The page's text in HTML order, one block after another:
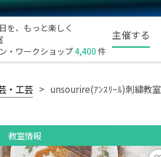
を、もっと楽しく
・ワークショップ4,400 件
主催する
・工芸 unsourire(ｱﾝｽﾘｰﾙ)刺繍教室
教室情報